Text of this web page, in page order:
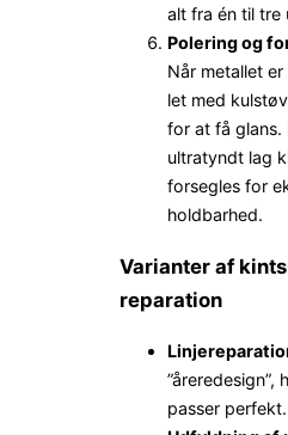
alt fra én til tre
Polering og
Når metallet
let med
for at få glans.
ultratyndt lag
forsegles for
holdbarhed.
Varianter af
reparation
”åreredesign”,
passer perfekt.